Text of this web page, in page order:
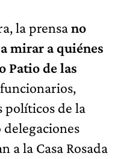
la prensano
mirar a quiénes
Patio de las
políticos de la
a la Casa Rosada